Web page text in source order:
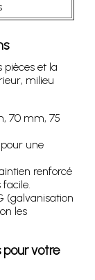
pièces et la
milieu
70 mm, 75
pour une
renforcé
(galvanisation
les
pour votre